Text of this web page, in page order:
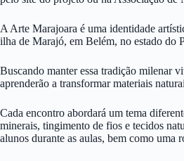
A Arte Marajoara é uma identidade
ilha de Marajó, em Belém, no estado do
Buscando manter essa tradição milenar
aprenderão a transformar materiais
Cada encontro abordará um tema
minerais, tingimento de fios e tecidos
alunos durante as aulas, bem como uma